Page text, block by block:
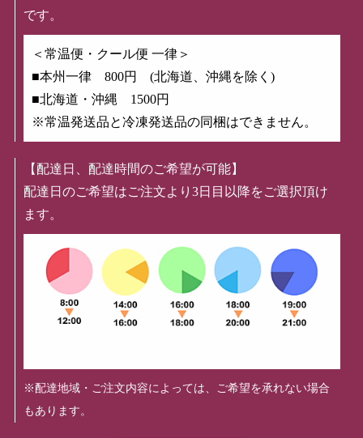
です。
＜常温便・クール便 一律＞
■本州一律 800円 (北海道、沖縄を除く)
■北海道・沖縄 1500円
※常温発送品と冷凍発送品の同梱はできません。
【配達日、配達時間のご希望が可能】
配達日のご希望はご注文より3日目以降をご選択頂け
ます。
※配達地域・ご注文内容によっては、ご希望を承れない場合
もあります。